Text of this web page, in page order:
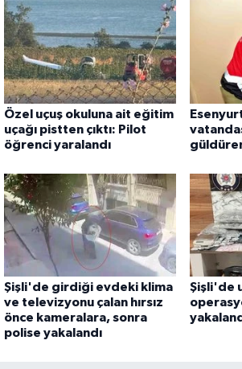
Özel uçuş okuluna ait eğitim
uçağı pistten çıktı: Pilot
öğrenci yaralandı
Şişli'de girdiği evdeki klima
ve televizyonu çalan hırsız
önce kameralara, sonra
polise yakalandı
Şişli'de